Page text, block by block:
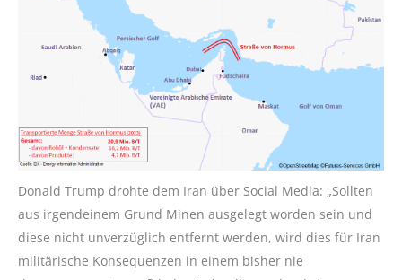
Donald Trump drohte dem Iran über Social Media: „Sollten
aus irgendeinem Grund Minen ausgelegt worden sein und
diese nicht unverzüglich entfernt werden, wird dies für Iran
militärische Konsequenzen in einem bisher nie